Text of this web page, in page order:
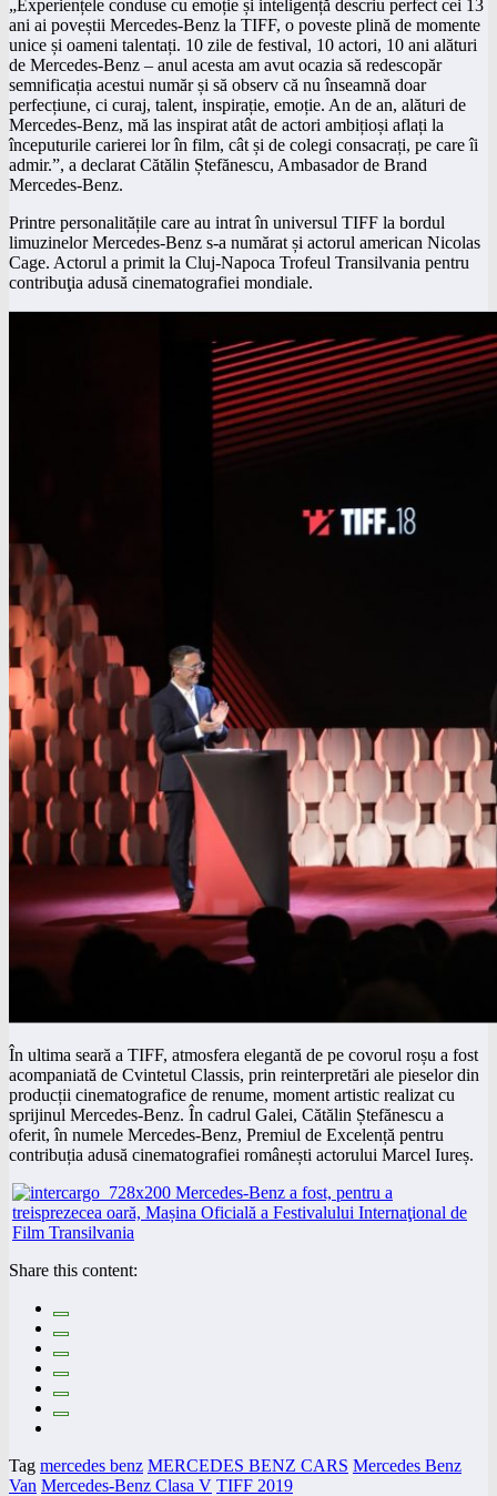
„Experiențele conduse cu emoție și inteligență descriu perfect cei 13
ani ai poveștii Mercedes-Benz la TIFF, o poveste plină de momente
unice și oameni talentați. 10 zile de festival, 10 actori, 10 ani alături
de Mercedes-Benz – anul acesta am avut ocazia să redescopăr
semnificația acestui număr și să observ că nu înseamnă doar
perfecțiune, ci curaj, talent, inspirație, emoție. An de an, alături de
Mercedes-Benz, mă las inspirat atât de actori ambițioși aflați la
începuturile carierei lor în film, cât și de colegi consacrați, pe care îi
admir.”, a declarat Cătălin Ștefănescu, Ambasador de Brand
Mercedes-Benz.
Printre personalitățile care au intrat în universul TIFF la bordul
limuzinelor Mercedes-Benz s-a numărat și actorul american Nicolas
Cage. Actorul a primit la Cluj-Napoca Trofeul Transilvania pentru
contribuţia adusă cinematografiei mondiale.
În ultima seară a TIFF, atmosfera elegantă de pe covorul roșu a fost
acompaniată de Cvintetul Classis, prin reinterpretări ale pieselor din
producții cinematografice de renume, moment artistic realizat cu
sprijinul Mercedes-Benz. În cadrul Galei, Cătălin Ștefănescu a
oferit, în numele Mercedes-Benz, Premiul de Excelență pentru
contribuția adusă cinematografiei românești actorului Marcel Iureș.
Share this content:
Tag mercedes benz MERCEDES BENZ CARS Mercedes Benz
Van Mercedes-Benz Clasa V TIFF 2019